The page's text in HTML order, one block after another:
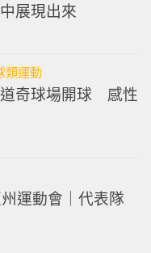
展現出來
類運動
奇球場開球 感性
運動會｜代表隊